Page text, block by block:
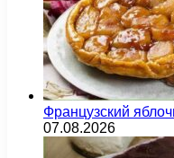
Французский
07.08.2026